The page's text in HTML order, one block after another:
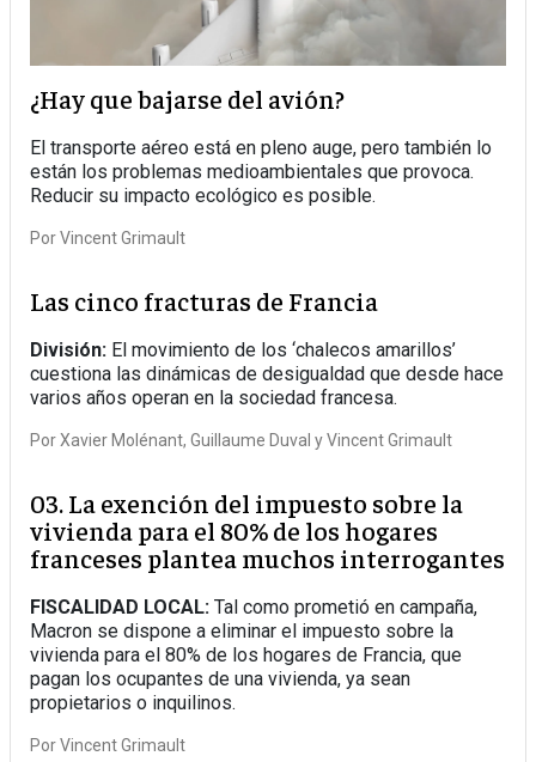
¿Hay que bajarse del avión?
El transporte aéreo está en pleno auge, pero también lo
están los problemas medioambientales que provoca.
Reducir su impacto ecológico es posible.
PorVincent Grimault
Las cinco fracturas de Francia
División: El movimiento de los ‘chalecos amarillos’
cuestiona las dinámicas de desigualdad que desde hace
varios años operan en la sociedad francesa.
PorXavier Molénant Guillaume Duval Vincent Grimault
03. La exención del impuesto sobre la
vivienda para el 80% de los hogares
franceses plantea muchos interrogantes
FISCALIDAD LOCAL: Tal como prometió en campaña,
Macron se dispone a eliminar el impuesto sobre la
vivienda para el 80% de los hogares de Francia, que
pagan los ocupantes de una vivienda, ya sean
propietarios o inquilinos.
PorVincent Grimault